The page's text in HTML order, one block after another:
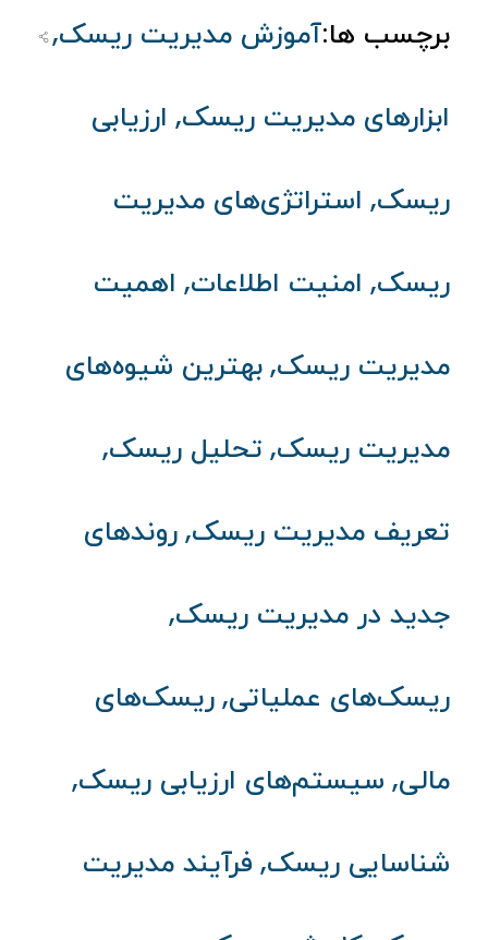
برچسب ها:آموزش مدیریت ریسک,
ابزارهای مدیریت ریسک, ارزیابی
ریسک, استراتژی‌های مدیریت
ریسک, امنیت اطلاعات, اهمیت
مدیریت ریسک, بهترین شیوه‌های
مدیریت ریسک, تحلیل ریسک,
تعریف مدیریت ریسک, روندهای
جدید در مدیریت ریسک,
ریسک‌های عملیاتی, ریسک‌های
مالی, سیستم‌های ارزیابی ریسک,
شناسایی ریسک, فرآیند مدیریت